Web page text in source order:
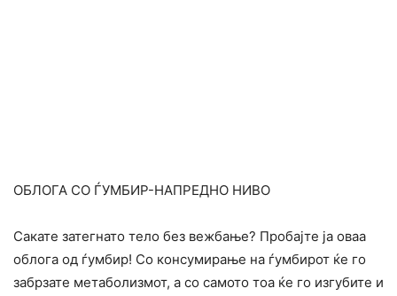
ОБЛОГА СО ЃУМБИР-НАПРЕДНО НИВО
Сакате затегнато тело без вежбање? Пробајте ја оваа
облога од ѓумбир! Со консумирање на ѓумбирот ќе го
забрзате метаболизмот, а со самото тоа ќе го изгубите и